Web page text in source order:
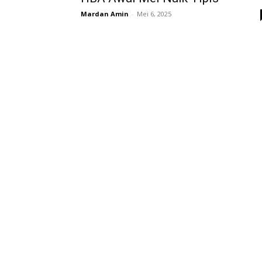
Mardan Amin - Mei 6, 2025